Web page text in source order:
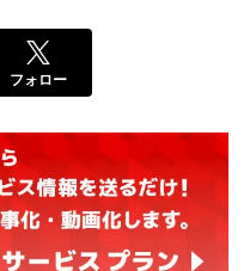
フォロー